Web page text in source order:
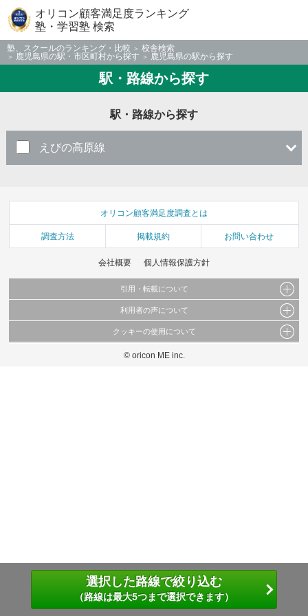
オリコン顧客満足度ランキング
塾・学習塾 検索
塾、スクールのランキング・比較
校舎検索
鹿児島県の駅・市区町村から探す
鹿児島県の駅から探す
駅・路線から探す
駅・路線から探す
えびの高原線
選択した路線で絞り込む
（路線は最大5つまで選択できます）
オリコン顧客満足度調査とは
調査方法 掲載規約 お問い合わせ
会社概要 個人情報保護方針
引用・転載について
当サイトで公開されている情報（文字、写真、イラスト、画像データ等）及びこれらの配
これらの情報を権利者の許可なく無断転載・複製などの二次利用を行うことは固く禁じて
利用者の声について
当サイトに掲載している内容はすべてサービスの利用者が提出された見解・感想です。
弊社の見解・ 意見ではないことをご理解いただいた上でご覧ください。
クッキーの使用について
このサイトでは Cookie を使用して、ユーザーに合わせたコンテンツや広告の表示、ソー
© oricon ME inc.